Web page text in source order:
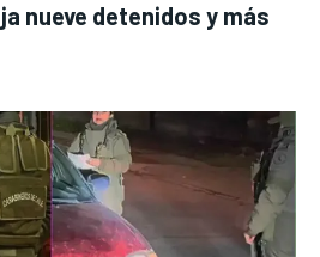
nueve detenidos y más